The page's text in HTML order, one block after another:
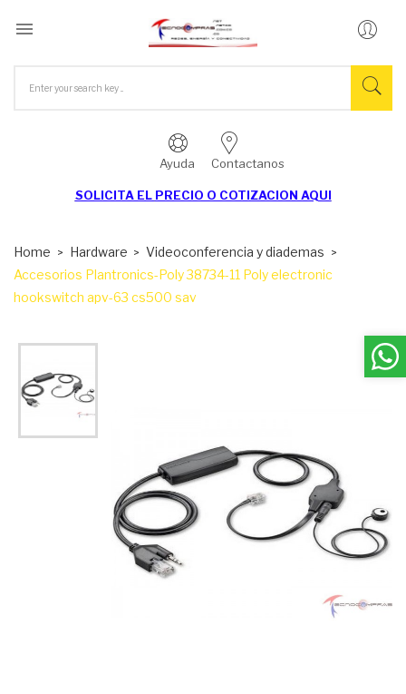

Ayuda Contactanos
SOLICITA EL PRECIO O COTIZACION AQUI
Home Hardware
Videoconferencia y diademas
Accesorios Plantronics-Poly 38734-11 Poly electronic
hookswitch apv-63 cs500 sav